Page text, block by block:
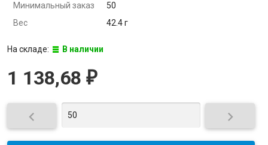
Минимальный заказ
50
Вес
42.4 г
На складе: В наличии
1 138,68 ₽
 